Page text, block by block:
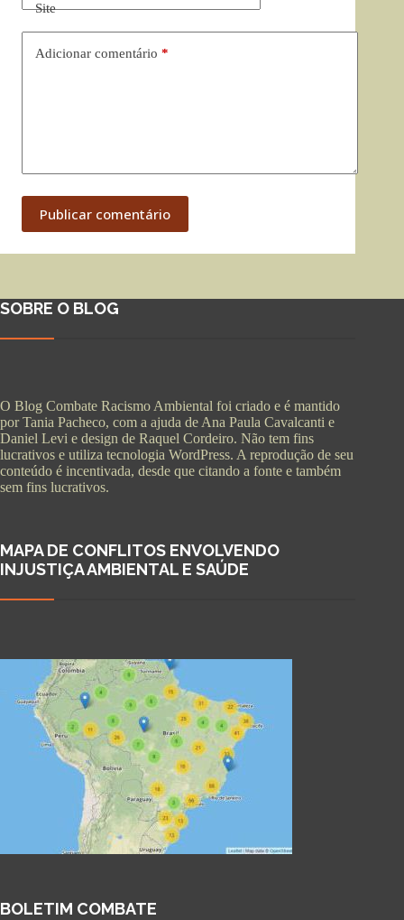
Site
Adicionar comentário *
Publicar comentário
SOBRE O BLOG
O Blog Combate Racismo Ambiental foi criado e é mantido
por Tania Pacheco, com a ajuda de Ana Paula Cavalcanti e
Daniel Levi e design de Raquel Cordeiro. Não tem fins
lucrativos e utiliza tecnologia WordPress. A reprodução de seu
conteúdo é incentivada, desde que citando a fonte e também
sem fins lucrativos.
MAPA DE CONFLITOS ENVOLVENDO
INJUSTIÇA AMBIENTAL E SAÚDE
BOLETIM COMBATE